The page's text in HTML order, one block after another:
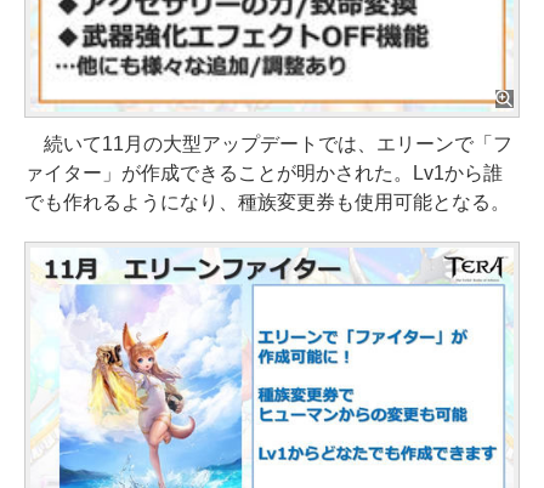
続いて11月の大型アップデートでは、エリーンで「フ
ァイター」が作成できることが明かされた。Lv1から誰
でも作れるようになり、種族変更券も使用可能となる。